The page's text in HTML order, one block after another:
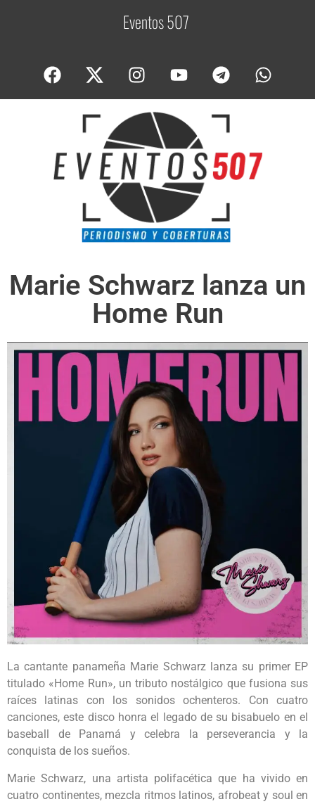
Eventos 507C
Marie Schwarz lanza un
Home Run
La cantante panameña Marie Schwarz lanza su primer EP
titulado «Home Run», un tributo nostálgico que fusiona sus
raíces latinas con los sonidos ochenteros. Con cuatro
canciones, este disco honra el legado de su bisabuelo en el
baseball de Panamá y celebra la perseverancia y la
conquista de los sueños.
Marie Schwarz, una artista polifacética que ha vivido en
cuatro continentes, mezcla ritmos latinos, afrobeat y soul en